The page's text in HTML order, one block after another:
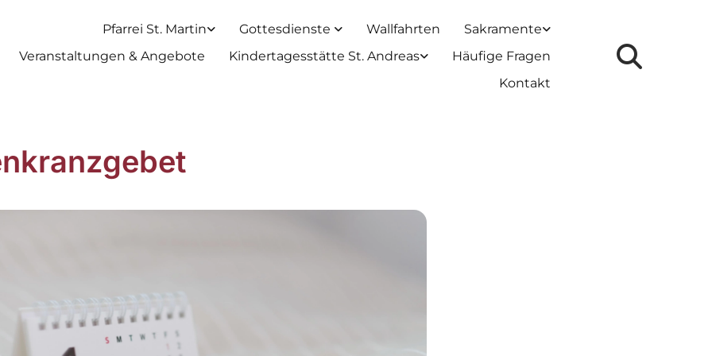
Pfarrei St. Martin Gottesdienste Wallfahrten
Sakramente
Veranstaltungen & Angebote
Kindertagesstätte St. Andreas
Häufige Fragen
Kontakt